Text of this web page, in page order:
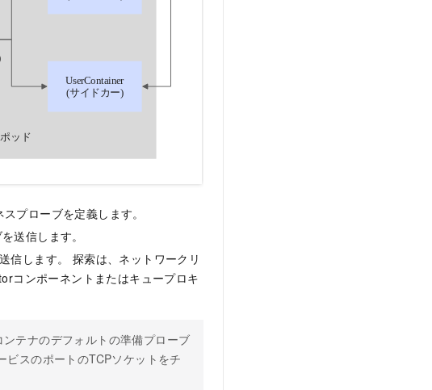
プローブを定義します。
送信します。
します。 探索は、ネットワークリ
コンポーネントまたはキュープロキ
テナのデフォルトの準備プローブ
スのポートのTCPソケットをチ